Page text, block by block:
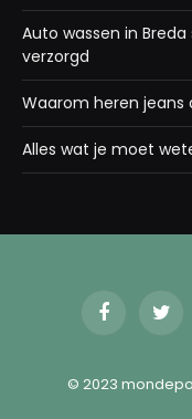
Auto wassen in
verzorgd
Waarom heren jeans
Alles wat je moet
Facebook
© 2023